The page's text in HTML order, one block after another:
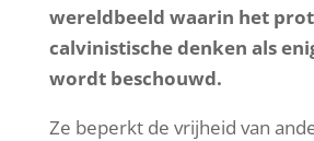
wereldbeeld waarin het
calvinistische denken als
wordt beschouwd.
Ze beperkt de vrijheid van